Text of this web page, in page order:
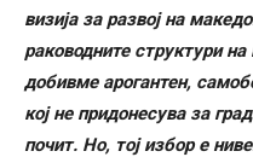
визија за развој на
раководните структури
добивме арогантен,
кој не придонесува за
почит. Но, тој избор е